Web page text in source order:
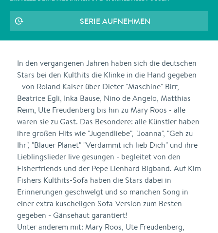
SERIE AUFNEHMEN
In den vergangenen Jahren haben sich die deutschen
Stars bei den Kulthits die Klinke in die Hand gegeben
- von Roland Kaiser über Dieter "Maschine" Birr,
Beatrice Egli, Inka Bause, Nino de Angelo, Matthias
Reim, Ute Freudenberg bis hin zu Mary Roos - alle
waren sie zu Gast. Das Besondere: alle Künstler haben
ihre großen Hits wie "Jugendliebe", "Joanna", "Geh zu
Ihr", "Blauer Planet" "Verdammt ich lieb Dich" und ihre
Lieblingslieder live gesungen - begleitet von den
Fisherfriends und der Pepe Lienhard Bigband. Auf Kim
Fishers Kulthits-Sofa haben die Stars dabei in
Erinnerungen geschwelgt und so manchen Song in
einer extra kuscheligen Sofa-Version zum Besten
gegeben - Gänsehaut garantiert!
Unter anderem mit: Mary Roos, Ute Freudenberg,